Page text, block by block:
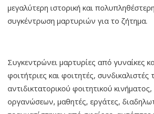
μεγαλύτερη ιστορική και
συγκέντρωση μαρτυριών για το ζήτημα.
Συγκεντρώνει μαρτυρίες από γυναίκες
φοιτήτριες και φοιτητές, συνδικαλιστές
αντιδικτατορικού φοιτητικού
οργανώσεων, μαθητές, εργάτες,